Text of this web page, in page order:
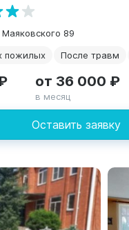
пер. Маяковского 89
пожилых
После травм
Оставить заявку
от 36 000 ₽
в месяц